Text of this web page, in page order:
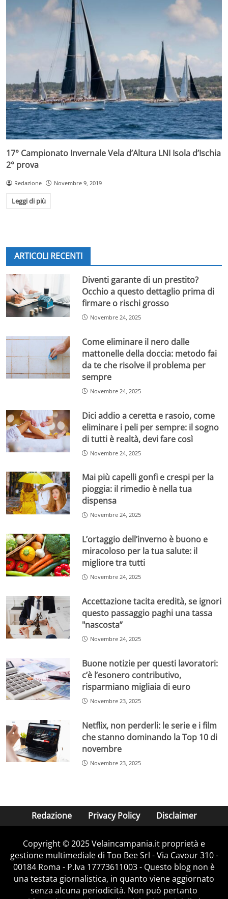
17° Campionato Invernale Vela d’Altura LNI Isola d’Ischia
2° prova
Redazione Novembre 9, 2019
Leggi di più
ARTICOLI RECENTI
Diventi garante di un prestito?
Occhio a questo dettaglio prima di
firmare o rischi grosso
Novembre 24, 2025
Come eliminare il nero dalle
mattonelle della doccia: metodo fai
da te che risolve il problema per
sempre
Novembre 24, 2025
Dici addio a ceretta e rasoio, come
eliminare i peli per sempre: il sogno
di tutti è realtà, devi fare così
Novembre 24, 2025
Mai più capelli gonfi e crespi per la
pioggia: il rimedio è nella tua
dispensa
Novembre 24, 2025
L’ortaggio dell’inverno è buono e
miracoloso per la tua salute: il
migliore tra tutti
Novembre 24, 2025
Accettazione tacita eredità, se ignori
questo passaggio paghi una tassa
"nascosta”
Novembre 24, 2025
Buone notizie per questi lavoratori:
c’è l’esonero contributivo,
risparmiano migliaia di euro
Novembre 23, 2025
Netflix, non perderli: le serie e i film
che stanno dominando la Top 10 di
novembre
Novembre 23, 2025
Redazione Privacy Policy Disclaimer
Copyright © 2025 Velaincampania.it proprietà e
gestione multimediale di Too Bee Srl - Via Cavour 310 -
00184 Roma - P.Iva 17773611003 - Questo blog non è
una testata giornalistica, in quanto viene aggiornato
senza alcuna periodicità. Non può pertanto